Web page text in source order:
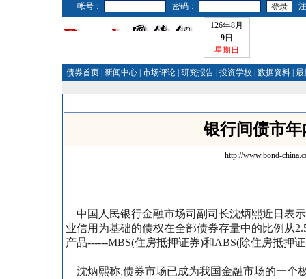
帐号： 密码：
126年8月
9日
星期日
债券首页 新闻中心 市场评论 研究报告 投资学校 数据资料 最
银行间债市
http://www.bond-
中国人民银行金融市场司副司长沈炳熙近日表
业信用为基础的债权在全部债券存量中的比例从
产品------MBS(住房抵押证券)和ABS(除住房抵押
沈炳熙称,债券市场已成为我国金融市场的一个